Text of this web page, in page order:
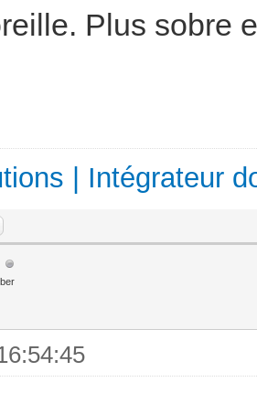
Plus sobre
| Intégrateur